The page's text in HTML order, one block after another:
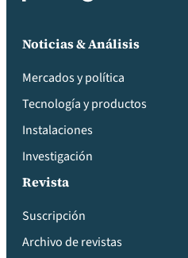
Noticias & Análisis
Mercados y política
Tecnología y productos
Instalaciones
Investigación
Revista
Suscripción
Archivo de revistas